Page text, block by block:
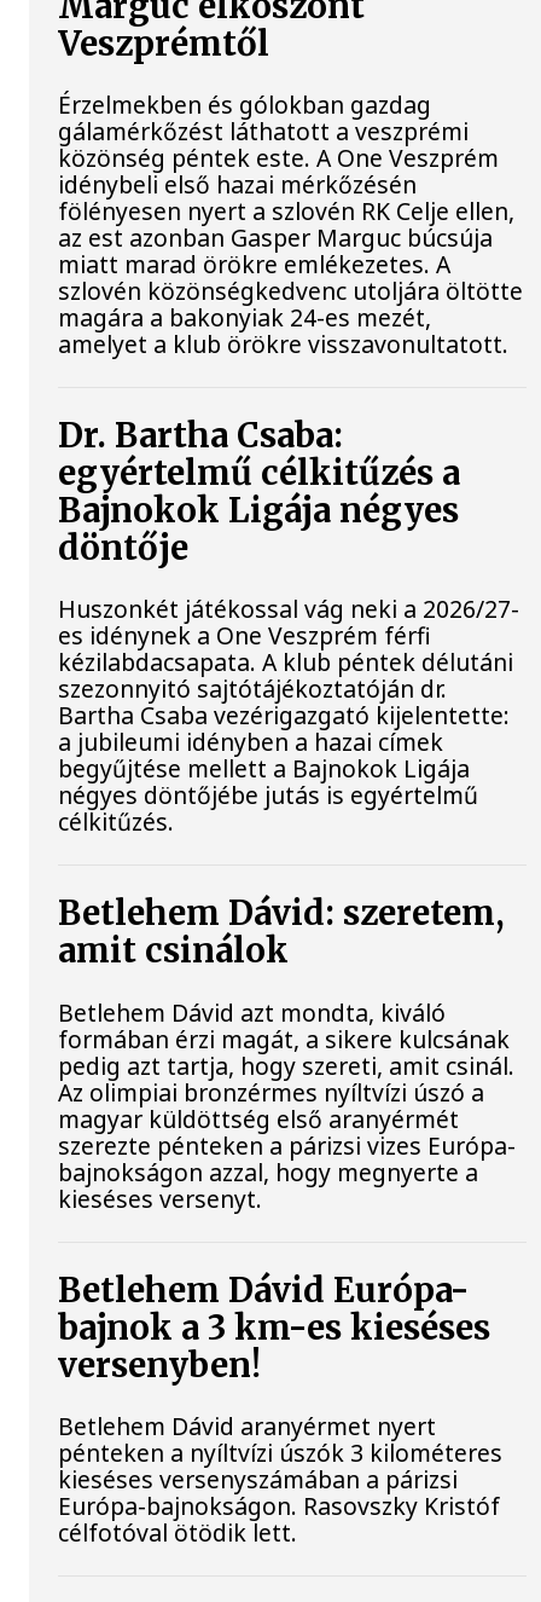
Veszprémtől
Érzelmekben és gólokban gazdag
gálamérkőzést láthatott a veszprémi
közönség péntek este. A One Veszprém
idénybeli első hazai mérkőzésén
fölényesen nyert a szlovén RK Celje ellen,
az est azonban Gasper Marguc búcsúja
miatt marad örökre emlékezetes. A
szlovén közönségkedvenc utoljára öltötte
magára a bakonyiak 24-es mezét,
amelyet a klub örökre visszavonultatott.
Dr. Bartha Csaba:
egyértelmű célkitűzés a
Bajnokok Ligája négyes
döntője
Huszonkét játékossal vág neki a 2026/27-
es idénynek a One Veszprém férfi
kézilabdacsapata. A klub péntek délutáni
szezonnyitó sajtótájékoztatóján dr.
Bartha Csaba vezérigazgató kijelentette:
a jubileumi idényben a hazai címek
begyűjtése mellett a Bajnokok Ligája
négyes döntőjébe jutás is egyértelmű
célkitűzés.
Betlehem Dávid: szeretem,
amit csinálok
Betlehem Dávid azt mondta, kiváló
formában érzi magát, a sikere kulcsának
pedig azt tartja, hogy szereti, amit csinál.
Az olimpiai bronzérmes nyíltvízi úszó a
magyar küldöttség első aranyérmét
szerezte pénteken a párizsi vizes Európa-
bajnokságon azzal, hogy megnyerte a
kieséses versenyt.
Betlehem Dávid Európa-
bajnok a 3 km-es kieséses
versenyben!
Betlehem Dávid aranyérmet nyert
pénteken a nyíltvízi úszók 3 kilométeres
kieséses versenyszámában a párizsi
Európa-bajnokságon. Rasovszky Kristóf
célfotóval ötödik lett.